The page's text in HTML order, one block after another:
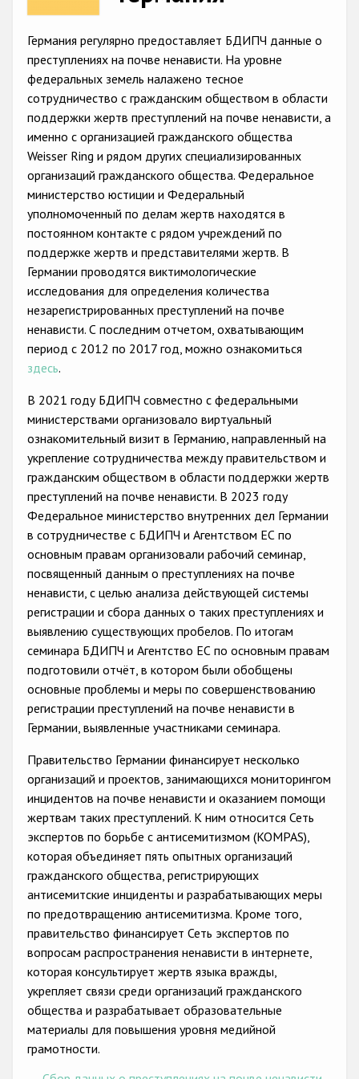
Anti-Roma hate crime
Anti-Semitic hate crime
Anti-Muslim hate crime
Anti-Christian hate crime
Other hate crime based on religion or belief
Gender-based hate crime
Anti-LGBTI hate crime
Disability hate crime
Проекты БДИПЧ
Организации гражданского общества
Германия регулярно предоставляет БДИПЧ данные о
преступлениях на почве ненависти. На уровне
федеральных земель налажено тесное
сотрудничество с гражданским обществом в области
поддержки жертв преступлений на почве ненависти, а
именно с организацией гражданского общества
Weisser Ring и рядом других специализированных
организаций гражданского общества. Федеральное
министерство юстиции и Федеральный
уполномоченный по делам жертв находятся в
постоянном контакте с рядом учреждений по
поддержке жертв и представителями жертв. В
Германии проводятся виктимологические
исследования для определения количества
незарегистрированных преступлений на почве
ненависти. С последним отчетом, охватывающим
период с 2012 по 2017 год, можно ознакомиться
здесь.
В 2021 году БДИПЧ совместно с федеральными
министерствами организовало виртуальный
ознакомительный визит в Германию, направленный на
укрепление сотрудничества между правительством и
гражданским обществом в области поддержки жертв
преступлений на почве ненависти. В 2023 году
Федеральное министерство внутренних дел Германии
в сотрудничестве с БДИПЧ и Агентством ЕС по
основным правам организовали рабочий семинар,
посвященный данным о преступлениях на почве
ненависти, с целью анализа действующей системы
регистрации и сбора данных о таких преступлениях и
выявлению существующих пробелов. По итогам
семинара БДИПЧ и Агентство ЕС по основным правам
подготовили отчёт, в котором были обобщены
основные проблемы и меры по совершенствованию
регистрации преступлений на почве ненависти в
Германии, выявленные участниками семинара.
Правительство Германии финансирует несколько
организаций и проектов, занимающихся мониторингом
инцидентов на почве ненависти и оказанием помощи
жертвам таких преступлений. К ним относится Сеть
экспертов по борьбе с антисемитизмом (KOMPAS),
которая объединяет пять опытных организаций
гражданского общества, регистрирующих
антисемитские инциденты и разрабатывающих меры
по предотвращению антисемитизма. Кроме того,
правительство финансирует Сеть экспертов по
вопросам распространения ненависти в интернете,
которая консультирует жертв языка вражды,
укрепляет связи среди организаций гражданского
общества и разрабатывает образовательные
материалы для повышения уровня медийной
грамотности.